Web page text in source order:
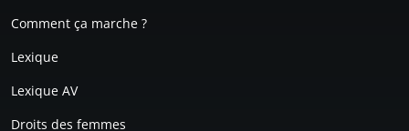
Comment ça marche ?
Lexique
Lexique AV
Droits des femmes